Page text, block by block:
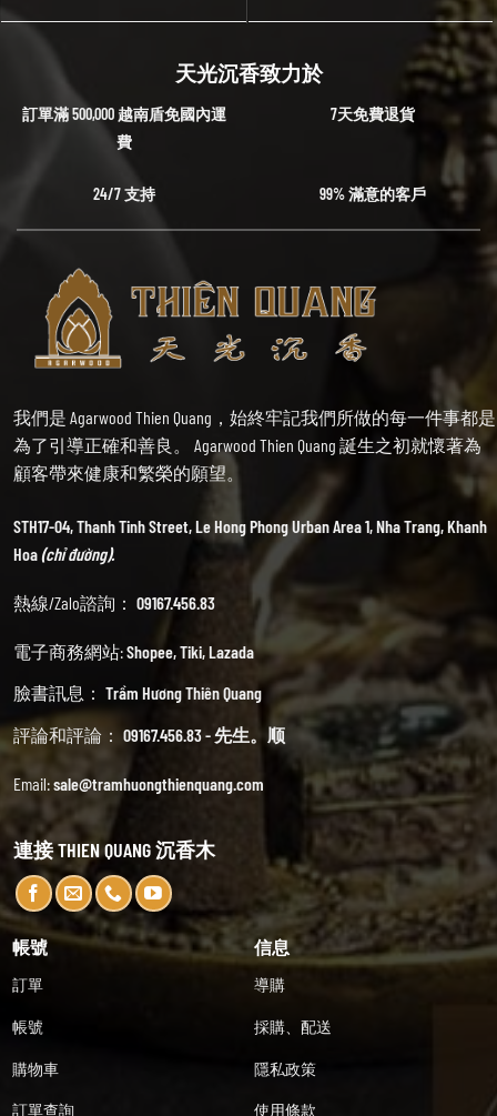
天光沉香致力於
訂單滿 500,000 越南盾免國內運
費
7天免費退貨
24/7 支持 99% 滿意的客戶
我們是 Agarwood Thien Quang，始終牢記我們所做的每一件事都是
為了引導正確和善良。 Agarwood Thien Quang 誕生之初就懷著為
顧客帶來健康和繁榮的願望。
STH17-04, Thanh Tinh Street, Le Hong Phong Urban Area 1, Nha Trang, Khanh
Hoa(chỉ đường).
熱線/Zalo諮詢： 09167.456.83
電子商務網站:Shopee,Tiki,Lazada
臉書訊息： Trầm Hương Thiên Quang
評論和評論： 09167.456.83 - 先生。顺
Email:sale@tramhuongthienquang.com
連接 THIEN QUANG 沉香木
帳號
訂單
帳號
購物車
訂單查詢
信息
導購
採購、配送
隱私政策
使用條款